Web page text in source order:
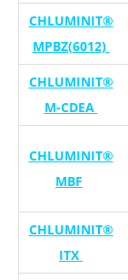
CHLUMINIT®
MPBZ(6012)
CHLUMINIT®
M-CDEA
CHLUMINIT®
MBF
CHLUMINIT®
ITX